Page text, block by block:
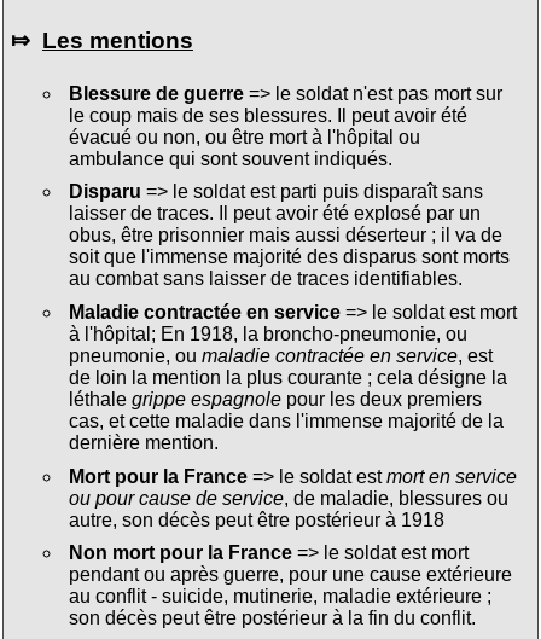
⤇ Les mentions
Blessure de guerre=> le soldat n'est pas mort sur
le coup mais de ses blessures. Il peut avoir été
évacué ou non, ou être mort à l'hôpital ou
ambulance qui sont souvent indiqués.
Disparu => le soldat est parti puis disparaît sans
laisser de traces. Il peut avoir été explosé par un
obus, être prisonnier mais aussi déserteur ; il va de
soit que l'immense majorité des disparus sont morts
au combat sans laisser de traces identifiables.
Maladie contractée en service=> le soldat est mort
à l'hôpital; En 1918, la broncho-pneumonie, ou
pneumonie, ou maladie contractée en service, est
de loin la mention la plus courante ; cela désigne la
léthale grippe espagnolepour les deux premiers
cas, et cette maladie dans l'immense majorité de la
dernière mention.
Mort pour la France=> le soldat estmort en service
ou pour cause de service, de maladie, blessures ou
autre, son décès peut être postérieur à 1918
Non mort pour la France=> le soldat est mort
pendant ou après guerre, pour une cause extérieure
au conflit - suicide, mutinerie, maladie extérieure ;
son décès peut être postérieur à la fin du conflit.